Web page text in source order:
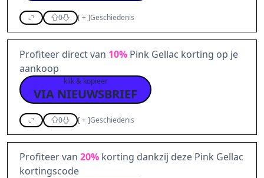
0 [+]Geschiedenis
Profiteer direct van 10% Pink Gellac korting op je
aankoop
klik & kopieer
VIA NIEUWSBRIEF
0 [+]Geschiedenis
Profiteer van 20% korting dankzij deze Pink Gellac
kortingscode